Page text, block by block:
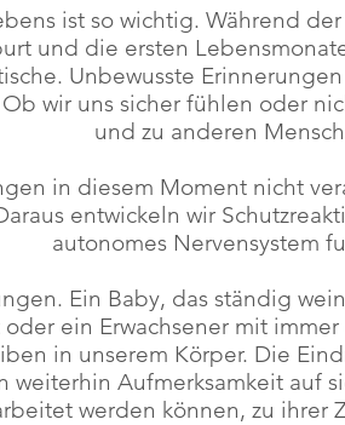
ist so wichtig. Während
und die ersten
Unbewusste
wir uns sicher fühlen oder
und zu anderen
in diesem Moment nicht
entwickeln wir
autonomes Nervensystem
Ein Baby, das ständig
ein Erwachsener mit
in unserem Körper. Die
weiterhin Aufmerksamkeit auf
werden können, zu ihrer